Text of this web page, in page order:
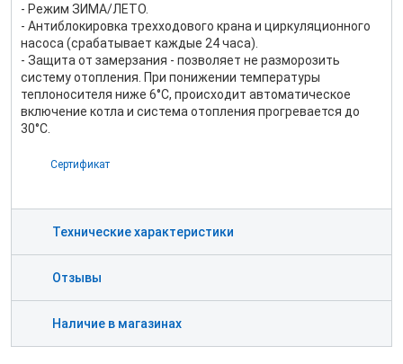
- Режим ЗИМА/ЛЕТО.
- Антиблокировка трехходового крана и циркуляционного
насоса (срабатывает каждые 24 часа).
- Защита от замерзания - позволяет не разморозить
систему отопления. При понижении температуры
теплоносителя ниже 6°С, происходит автоматическое
включение котла и система отопления прогревается до
30°С.
Сертификат
Технические характеристики
Отзывы
Наличие в магазинах